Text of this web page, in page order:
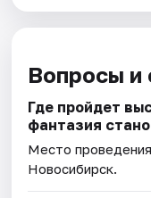
Вопросы и
Где пройдет
фантазия
Место
Новосибирск.